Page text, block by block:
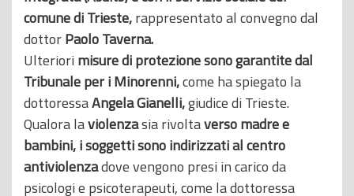
comune di Trieste,rappresentato al convegno dal
dottorPaolo Taverna.
Ulteriori misure di protezione sono garantite dal
Tribunale per i Minorenni,come ha spiegato la
dottoressaAngela Gianelli,giudice di Trieste.
Qualora laviolenzasia rivoltaverso madre e
bambini, i soggetti sono indirizzati al centro
antiviolenzadove vengono presi in carico da
psicologi e psicoterapeuti, come la dottoressa